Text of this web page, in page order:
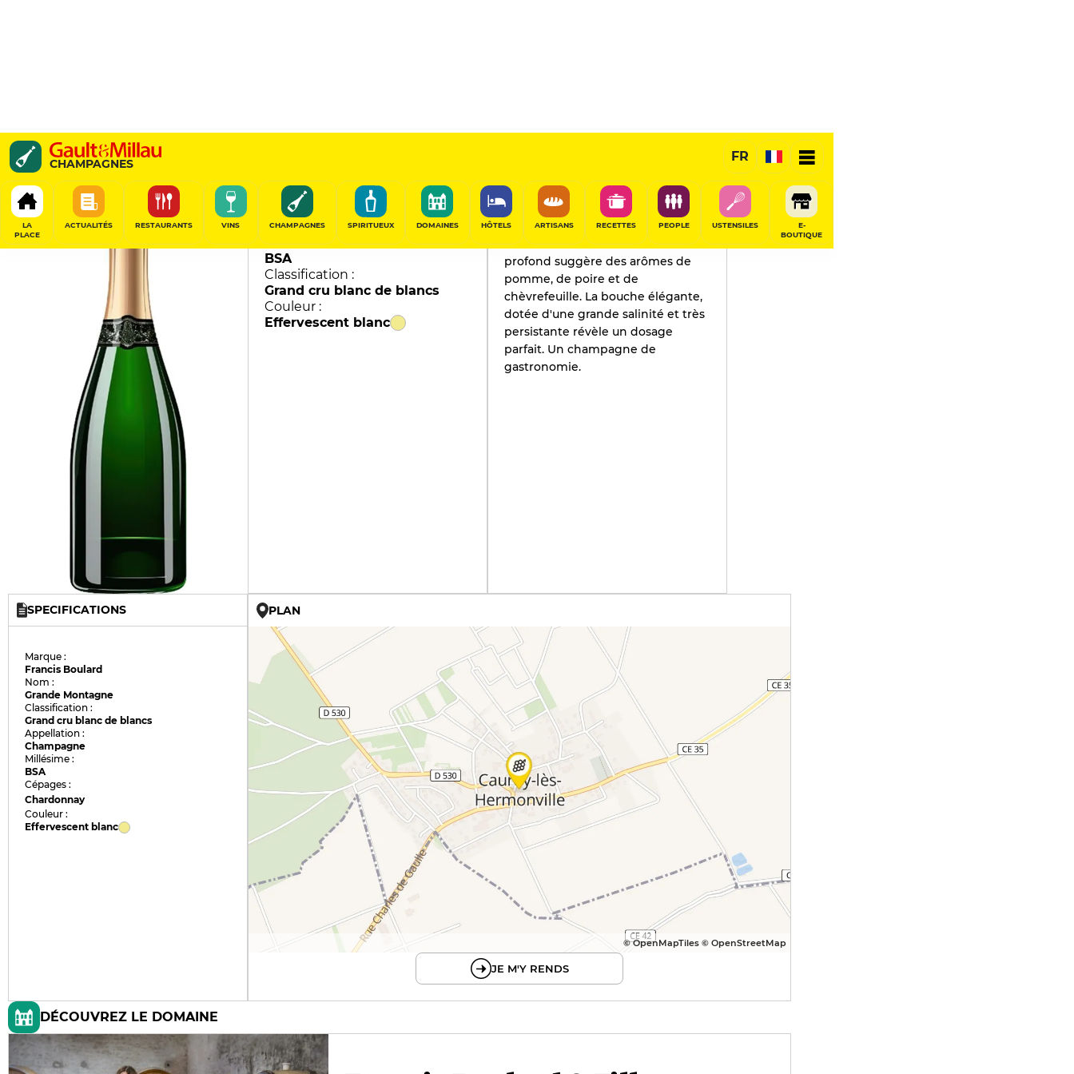
CHAMPAGNES
FR
LA
PLACE
ACTUALITÉS RESTAURANTS VINS CHAMPAGNES SPIRITUEUX DOMAINES HÔTELS ARTISANS RECETTES PEOPLE USTENSILES
E-
BOUTIQUE
Grande Montagne
Francis Boulard
PARTAGER
96/100
Champagne
Millésime :
BSA
Classification :
Grand cru blanc de blancs
Couleur :
Effervescent blanc
L'AVIS DE GAULT&MILLAU
2018
Grande bouteille. Le nez subtil et
profond suggère des arômes de
pomme, de poire et de
chèvrefeuille. La bouche élégante,
dotée d'une grande salinité et très
persistante révèle un dosage
parfait. Un champagne de
gastronomie.
SPECIFICATIONS
Marque :
Francis Boulard
Nom :
Grande Montagne
Classification :
Grand cru blanc de blancs
Appellation :
Champagne
Millésime :
BSA
Cépages :
Chardonnay
Couleur :
Effervescent blanc
PLAN
© OpenMapTiles © OpenStreetMap
JE M'Y RENDS
DÉCOUVREZ LE DOMAINE